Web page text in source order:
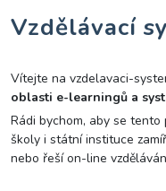
Vzdělávací
Vítejte na vzdelavaci-
oblasti e-learningů a
Rádi bychom, aby se
školy i státní instituce
nebo řeší on-line